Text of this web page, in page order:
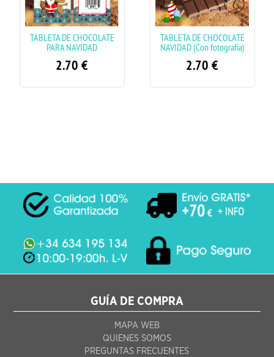
TABLETA DE CHOCOLATE
PARA NAVIDAD
2.70 €
TABLETA DE CHOCOLATE
NAVIDAD (Con fotografía)
2.70 €
GUÍA DE COMPRA
MAPA WEB
QUIENES SOMOS
PREGUNTAS FRECUENTES